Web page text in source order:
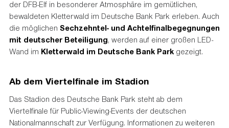
der DFB-Elf in besonderer Atmosphäre im gemütlichen,
bewaldeten Kletterwald im Deutsche Bank Park erleben. Auch
die möglichen Sechzehntel- und Achtelfinalbegegnungen
mit deutscher Beteiligung, werden auf einer großen LED-
Wand im Kletterwald im Deutsche Bank Parkgezeigt.
Ab dem Viertelfinale im Stadion
Das Stadion des Deutsche Bank Park steht ab dem
Viertelfinale für Public-Viewing-Events der deutschen
Nationalmannschaft zur Verfügung. Informationen zu weiteren